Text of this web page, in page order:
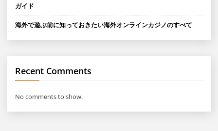
ガイド
海外で遊ぶ前に知っておきたい海外オンラインカジノのすべて
Recent Comments
No comments to show.